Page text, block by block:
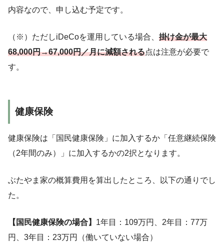
内容なので、申し込む予定です。
（※）ただしiDeCoを運用している場合、 掛け金が最大
68,000円→67,000円／月に減額される点は注意が必要で
す。
健康保険
健康保険は「国民健康保険」に加入するか「任意継続保険
（2年間のみ）」に加入するかの2択となります。
ぶたやま家の概算費用を算出したところ、以下の通りでし
た。
【国民健康保険の場合】 1年目：109万円、2年目：77万
円、3年目：23万円（働いていない場合）